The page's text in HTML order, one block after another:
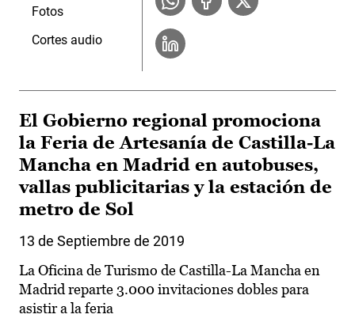
Fotos
Cortes audio
El Gobierno regional promociona
la Feria de Artesanía de Castilla-La
Mancha en Madrid en autobuses,
vallas publicitarias y la estación de
metro de Sol
13 de Septiembre de 2019
La Oficina de Turismo de Castilla-La Mancha en
Madrid reparte 3.000 invitaciones dobles para
asistir a la feria